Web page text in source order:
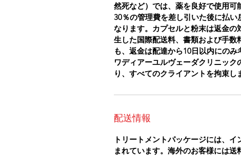
然死など）では、薬を良好で使用可
30％の管理費を差し引いた後に払
なります。カプセルと粉末は返金
生した国際配送料、書類および手
も、返金は配達から10日以内にの
ワディアーユルヴェーダクリニッ
り、すべてのクライアントを拘束し
配送情報
トリートメントパッケージには、
まれています。海外のお客様には